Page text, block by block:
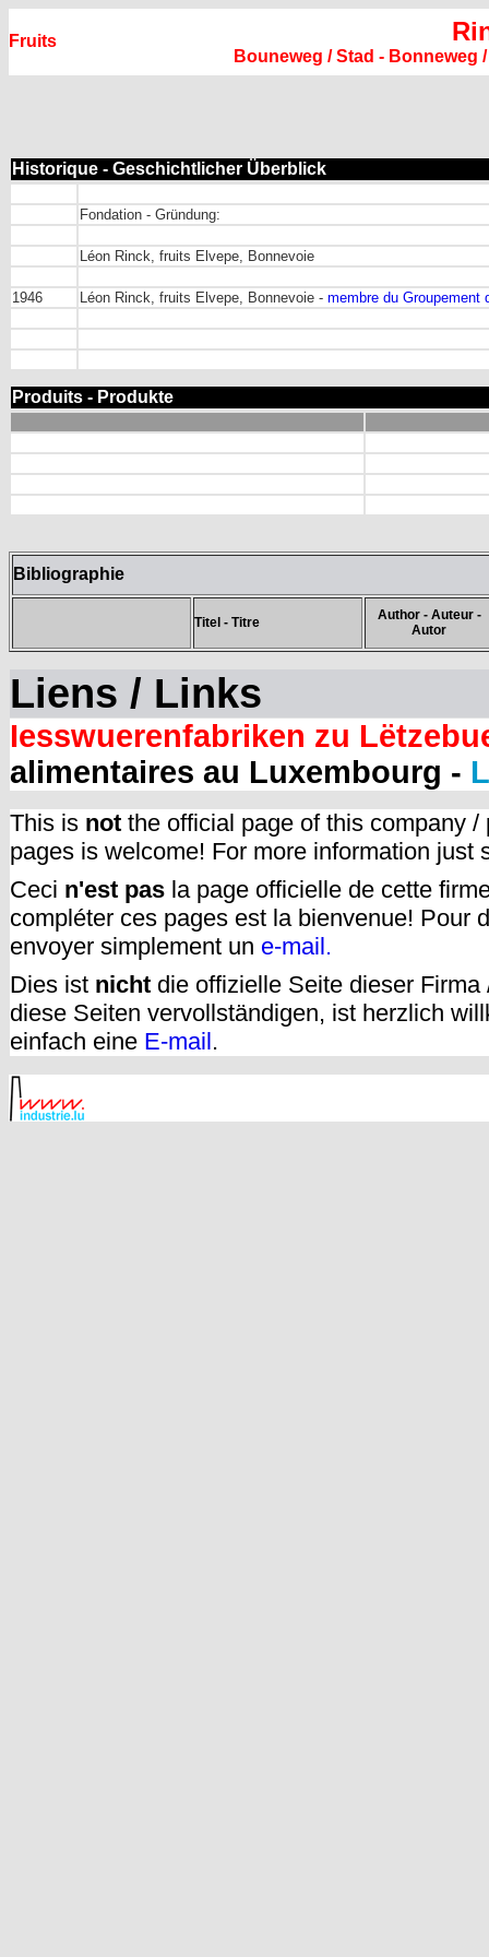
Fruits
Bouneweg / Stad -
Historique - Geschichtlicher Überblick
Fondation - Gründung:
Léon Rinck, fruits Elvepe, Bonnevoie
1946 Léon Rinck, fruits Elvepe, Bonnevoie - membre du Groupement
Produits - Produkte
Bibliographie
Titel - Titre
Author - Auteur -
Autor
Liens / Links
Iesswuerenfabriken zu
alimentaires au Luxembourg -
This is not the official page of this company
pages is welcome! For more information just
Ceci n'est pas la page officielle de cette
compléter ces pages est la bienvenue! Pour
envoyer simplement un e-mail.
Dies ist nicht die offizielle Seite dieser
diese Seiten vervollständigen, ist herzlich
einfach eine E-mail .